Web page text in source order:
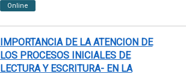
Online
IMPORTANCIA DE LA ATENCION DE
LOS PROCESOS INICIALES DE
LECTURA Y ESCRITURA- EN LA